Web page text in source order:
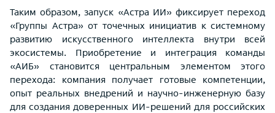
Таким образом, запуск «Астра ИИ» фиксирует переход
«Группы Астра» от точечных инициатив к системному
развитию искусственного интеллекта внутри всей
экосистемы. Приобретение и интеграция команды
«АИБ» становится центральным элементом этого
перехода: компания получает готовые компетенции,
опыт реальных внедрений и научно-инженерную базу
для создания доверенных ИИ-решений для российских